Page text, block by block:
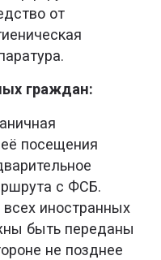
от
граждан:
посещения
с ФСБ.
иностранных
быть переданы
не позднее